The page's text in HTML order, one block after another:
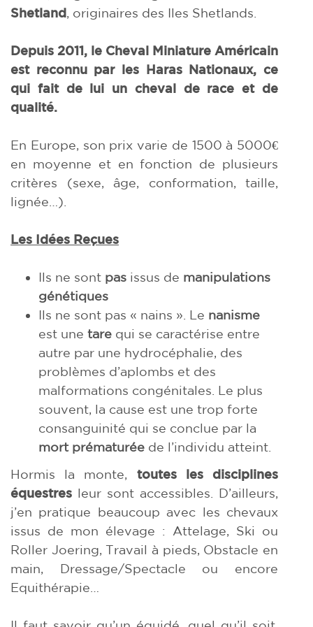
Shetland , originaires des Iles Shetlands.
Depuis 2011, le Cheval Miniature Américain
est reconnu par les Haras Nationaux, ce
qui fait de lui un cheval de race et de
qualité.
En Europe, son prix varie de 1500 à 5000€
en moyenne et en fonction de plusieurs
critères (sexe, âge, conformation, taille,
lignée…).
Les Idées Reçues
Ils ne sont pas issus de manipulations
génétiques
Ils ne sont pas « nains ». Le nanisme
est une tare qui se caractérise entre
autre par une hydrocéphalie, des
problèmes d’aplombs et des
malformations congénitales. Le plus
souvent, la cause est une trop forte
consanguinité qui se conclue par la
mort prématurée de l’individu atteint.
Hormis la monte, toutes les disciplines
équestres leur sont accessibles. D’ailleurs,
j’en pratique beaucoup avec les chevaux
issus de mon élevage : Attelage, Ski ou
Roller Joering, Travail à pieds, Obstacle en
main, Dressage/Spectacle ou encore
Equithérapie…